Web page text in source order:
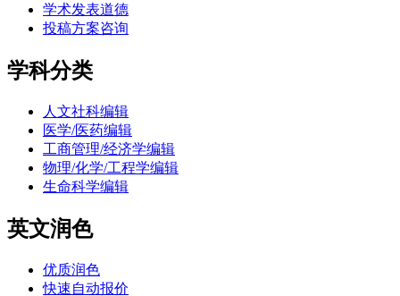
学术发表道德
投稿方案咨询
学科分类
人文社科编辑
医学/医药编辑
工商管理/经济学编辑
物理/化学/工程学编辑
生命科学编辑
英文润色
优质润色
快速自动报价